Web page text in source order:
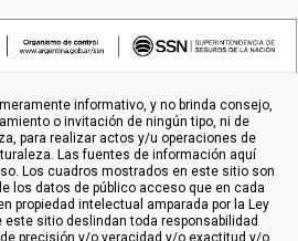
informativo, y no brinda consejo,
o invitación de ningún tipo, ni de
para realizar actos y/u operaciones de
Las fuentes de información aquí
Los cuadros mostrados en este sitio son
los datos de público acceso que en cada
propiedad intelectual amparada por la Ley
este sitio deslindan toda responsabilidad
precisión y/o veracidad y/o exactitud y/o